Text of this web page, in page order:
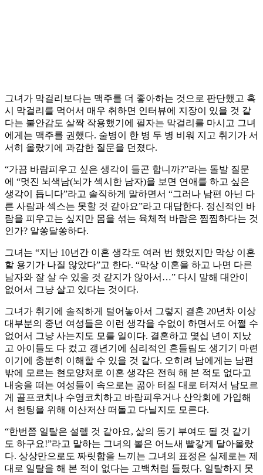
그녀가 막걸리보다는 맥주를 더 좋아하는 것으로 판단했고 혹
시 막걸리를 먹어서 매우 취하면 인터뷰에 지장이 있을 것 같
다는 불안감도 살짝 작용했기에 필자는 막걸리를 마시고 그녀
에게는 맥주를 권했다. 술병이 한 병 두 병 비워 지고 취기가 서
서히 올랐기에 과감한 질문을 던졌다.
“가끔 바람피우고 싶은 생각이 들곤 합니까?”라는 돌발 질문
에 “멋진 뇌색남(뇌가 섹시한 남자)을 보면 연애를 하고 싶은
생각이 듭니다”라고 솔직하게 말하면서 “그러나 남편 아닌 다
른 사람과 섹스는 못할 것 같아요”라고 대답한다. 정신적인 바
람을 피우고는 싶지만 몸을 섞는 육체적 바람은 찜찜하다는 것
인가? 알쏭달쏭하다.
그녀는 “지난 10년간 이혼 생각도 여러 번 했었지만 막상 이혼
할 용기가 나질 않았다”고 한다. “막상 이혼을 하고 나면 다른
남자와 잘 살 수 있을 것 같지가 않아서…” 다시 말해 대안이
없어서 그냥 살고 있다는 것이다.
그녀가 취기에 솔직하게 털어놓아서 그렇지 결혼 20년차 이상
대부분의 중년 여성들은 이런 생각을 수없이 하면서도 어쩔 수
없어서 그냥 사는지도 모를 일이다. 결혼하고 몇십 년이 지났
고 아이들도 다 컸고 갱년기에 심리적인 흔들림도 생기기 마련
이기에 충분히 이해할 수 있을 것 같다. 오히려 남에게는 남편
밖에 모르는 현모양처로 이혼 생각은 전혀 해 본 적도 없다고
내숭을 떠는 여성들이 속으로는 곪아 터질 대로 터져서 남모르
게 골프코치나 수영코치하고 바람피우거나 산악회에 가입해
서 헌팅을 위해 이산저산 떠돌고 다닐지도 모른다.
“한번쯤 일탈은 설렐 것 같아요, 삶의 동기 부여도 될 것 같기
도 하구요!”라고 말하는 그녀의 볼은 어느새 빨갛게 달아올랐
다. 상상만으로도 짜릿함을 느끼는 그녀의 표정은 실제로는 제
대로 일탈을 해 본 적이 없다는 고백처럼 들렸다. 일탈하지 못